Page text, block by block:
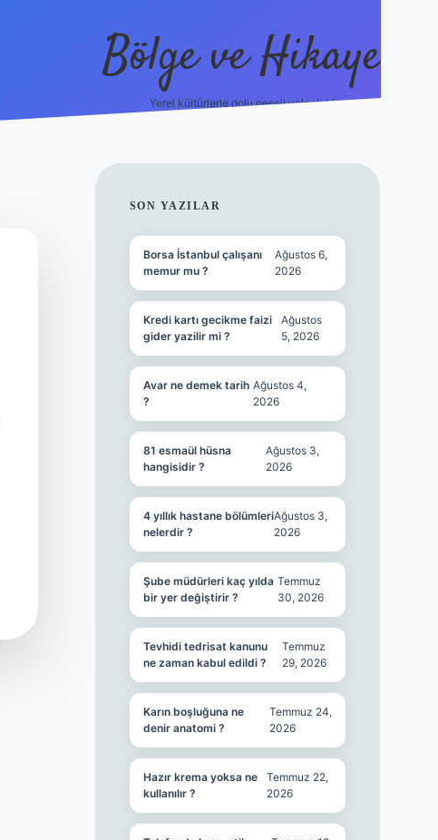
Bölge ve Hikaye
Yerel kültürlerle dolu neşeli yolculuk!
SIDEBAR
SON YAZILAR
Borsa İstanbul çalışanı
memur mu ?
Ağustos 6,
2026
Kredi kartı gecikme faizi
gider yazilir mi ?
Ağustos
5, 2026
Avar ne demek tarih
?
Ağustos 4,
2026
81 esmaül hüsna
hangisidir ?
Ağustos 3,
2026
4 yıllık hastane bölümleri
nelerdir ?
Ağustos 3,
2026
Şube müdürleri kaç yılda
bir yer değiştirir ?
Temmuz
30, 2026
Tevhidi tedrisat kanunu
ne zaman kabul edildi ?
Temmuz
29, 2026
Karın boşluğuna ne
denir anatomi ?
Temmuz 24,
2026
Hazır krema yoksa ne
kullanılır ?
Temmuz 22,
2026
grand